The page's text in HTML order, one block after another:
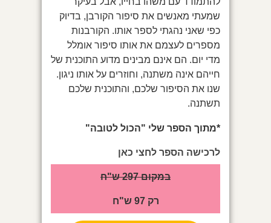
שמעתי מאנשים את סיפור הקורבן, בדיוק
כפי שאני נהגתי לספר אותו. הקורבנות
מספרים לעצמם את אותו סיפור אומלל
מדי יום. הם אינם מבינים מדוע התוכנית של
חייהם אינה משתנה, וחוזרים על אותו ניגון.
שנו את הסיפור שלכם, והתוכנית שלכם
תשתנה.
*מתוך הספר שלי "הכול לטובה"
לרכישה הספר לחצי כאן
במקום 297 ש"ח
רק 97 ש"ח